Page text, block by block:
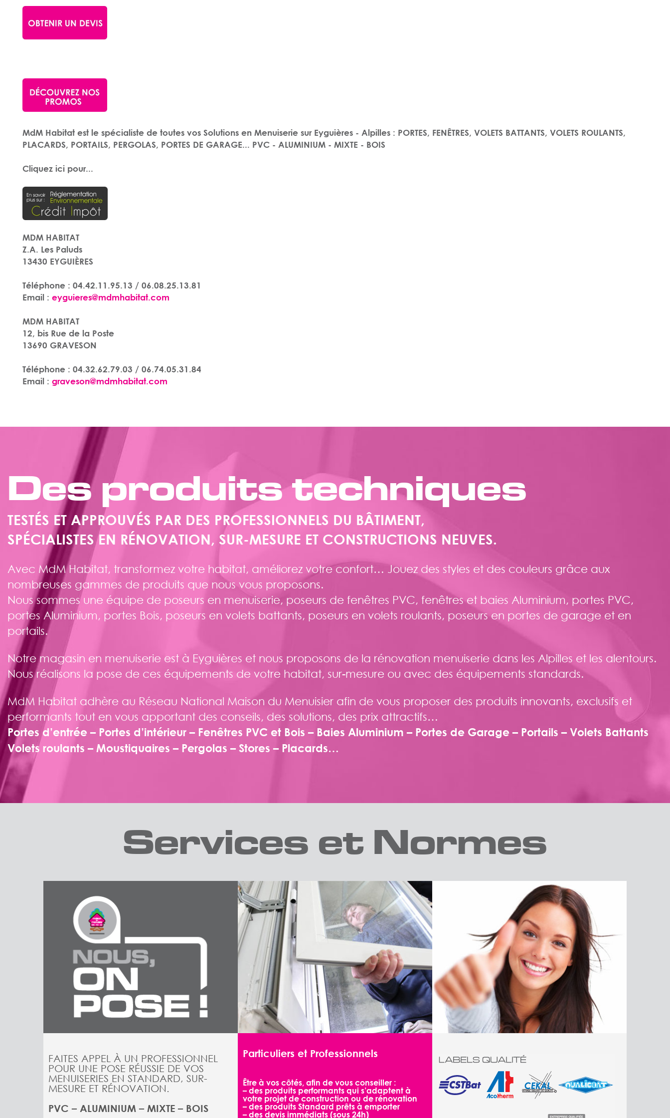
MdM Habitat est le spécialiste de toutes vos Solutions en Menuiserie sur Eyguières - Alpilles : PORTES, FENÊTRES, VOLETS BATTANTS, VOLETS ROULANTS,
PLACARDS, PORTAILS, PERGOLAS, PORTES DE GARAGE... PVC - ALUMINIUM - MIXTE - BOIS
Cliquez ici pour...
MDM HABITAT
Z.A. Les Paluds
13430 EYGUIÈRES
Téléphone : 04.42.11.95.13 / 06.08.25.13.81
Email : eyguieres@mdmhabitat.com
MDM HABITAT
12, bis Rue de la Poste
13690 GRAVESON
Téléphone : 04.32.62.79.03 / 06.74.05.31.84
Email : graveson@mdmhabitat.com
Des produits techniques
TESTÉS ET APPROUVÉS PAR DES PROFESSIONNELS DU BÂTIMENT,
SPÉCIALISTES EN RÉNOVATION, SUR-MESURE ET CONSTRUCTIONS NEUVES.
Avec MdM Habitat, transformez votre habitat, améliorez votre confort… Jouez des styles et des couleurs grâce aux
nombreuses gammes de produits que nous vous proposons.
Nous sommes une équipe de poseurs en menuiserie, poseurs de fenêtres PVC, fenêtres et baies Aluminium, portes PVC,
portes Aluminium, portes Bois, poseurs en volets battants, poseurs en volets roulants, poseurs en portes de garage et en
portails.
Notre magasin en menuiserie est à Eyguières et nous proposons de la rénovation menuiserie dans les Alpilles et les alentours.
Nous réalisons la pose de ces équipements de votre habitat, sur-mesure ou avec des équipements standards.
MdM Habitat adhère au Réseau National Maison du Menuisier afin de vous proposer des produits innovants, exclusifs et
performants tout en vous apportant des conseils, des solutions, des prix attractifs…
Portes d’entrée – Portes d’intérieur – Fenêtres PVC et Bois – Baies Aluminium – Portes de Garage – Portails – Volets Battants
Volets roulants – Moustiquaires – Pergolas – Stores – Placards…
Services et Normes
FAITES APPEL À UN PROFESSIONNEL
POUR UNE POSE RÉUSSIE DE VOS
MENUISERIES EN STANDARD, SUR-
MESURE ET RÉNOVATION.
PVC – ALUMINIUM – MIXTE – BOIS
Particuliers et Professionnels
Être à vos côtés, afin de vous conseiller :
– des produits performants qui s’adaptent à
votre projet de construction ou de rénovation
– des produits Standard prêts à emporter
– des devis immédiats (sous 24h)